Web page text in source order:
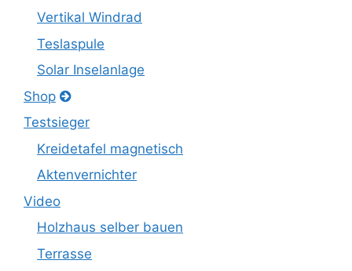
Vertikal Windrad
Teslaspule
Solar Inselanlage
Shop
Testsieger
Kreidetafel magnetisch
Aktenvernichter
Video
Holzhaus selber bauen
Terrasse